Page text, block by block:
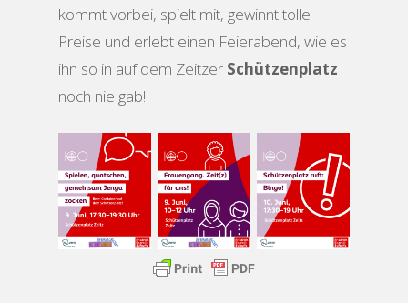
kommt vorbei, spielt mit, gewinnt tolle
Preise und erlebt einen Feierabend, wie es
ihn so in auf dem Zeitzer Schützenplatz
noch nie gab!